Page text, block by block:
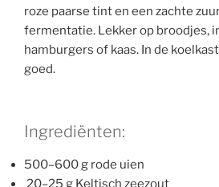
roze paarse tint en een zachte
fermentatie. Lekker op broodjes,
hamburgers of kaas. In de
goed.
Ingrediënten:
500–600 g rode uien
20–25 g Keltisch zeezout